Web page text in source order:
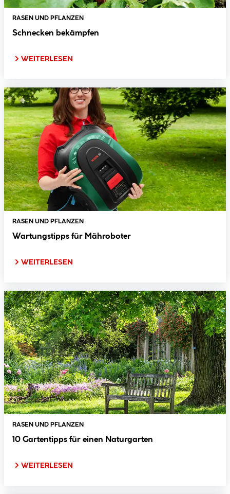
RASEN UND PFLANZEN
Schnecken bekämpfen
WEITERLESEN
RASEN UND PFLANZEN
Wartungstipps für Mähroboter
WEITERLESEN
RASEN UND PFLANZEN
10 Gartentipps für einen Naturgarten
WEITERLESEN